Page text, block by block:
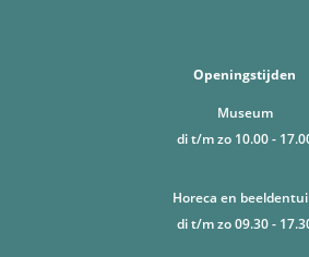
Openingstijden
Museum
di t/m zo 10.00 -
Horeca en
di t/m zo 09.30 -